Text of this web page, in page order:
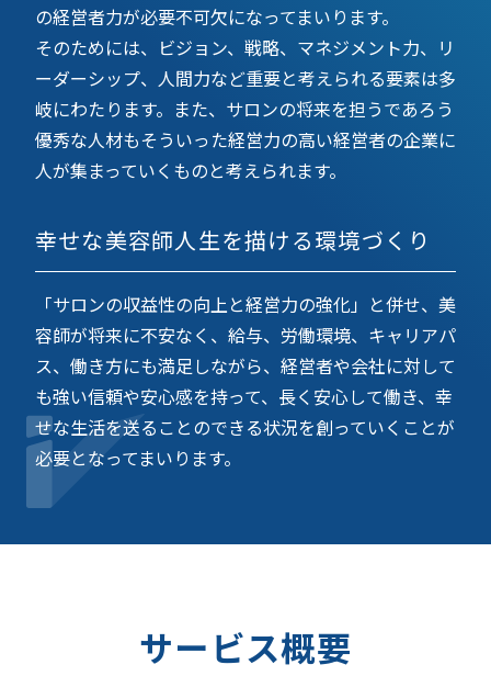
の経営者力が必要不可欠になってまいります。
そのためには、ビジョン、戦略、マネジメント力、リ
ーダーシップ、人間力など重要と考えられる要素は多
岐にわたります。また、サロンの将来を担うであろう
優秀な人材もそういった経営力の高い経営者の企業に
人が集まっていくものと考えられます。
幸せな美容師人生を描ける環境づくり
「サロンの収益性の向上と経営力の強化」と併せ、美
容師が将来に不安なく、給与、労働環境、キャリアパ
ス、働き方にも満足しながら、経営者や会社に対して
も強い信頼や安心感を持って、長く安心して働き、幸
せな生活を送ることのできる状況を創っていくことが
必要となってまいります。
サービス概要